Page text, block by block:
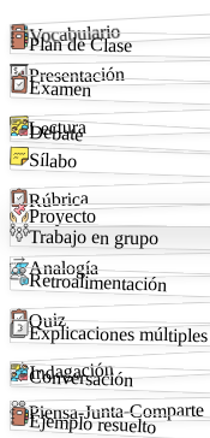
Vocabulario
Plan de Clase
Presentación
Examen
Lectura
Debate
Sílabo
Rúbrica
Proyecto
Trabajo en grupo
Analogía
Retroalimentación
Quiz
Explicaciones múltiples
Indagación
Conversación
Piensa-Junta-Comparte
Ejemplo resuelto